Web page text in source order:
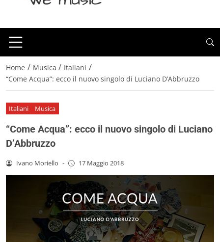
Home / Musica / Italiani /
“Come Acqua”: ecco il nuovo singolo di Luciano D’Abbruzzo
Italiani Musica
“Come Acqua”: ecco il nuovo singolo di Luciano
D’Abbruzzo
Ivano Moriello - 17 Maggio 2018